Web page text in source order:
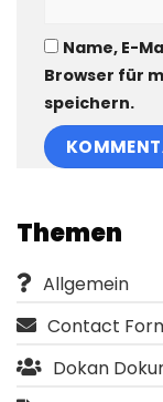
Name, E-
Browser für
speichern.
Themen
Allgemein
Contact
Dokan